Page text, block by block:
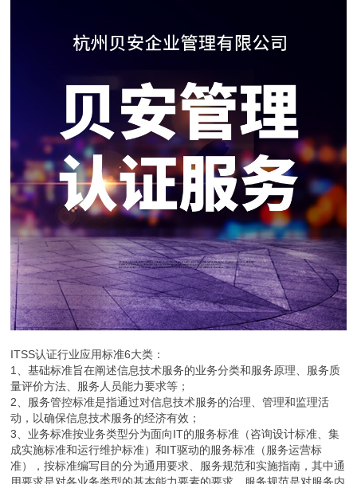
ITSS认证行业应用标准6大类：
1、基础标准旨在阐述信息技术服务的业务分类和服务原理、服务质
量评价方法、服务人员能力要求等；
2、服务管控标准是指通过对信息技术服务的治理、管理和监理活
动，以确保信息技术服务的经济有效；
3、业务标准按业务类型分为面向IT的服务标准（咨询设计标准、集
成实施标准和运行维护标准）和IT驱动的服务标准（服务运营标
准），按标准编写目的分为通用要求、服务规范和实施指南，其中通
用要求是对各业务类型的基本能力要素的要求，服务规范是对服务内